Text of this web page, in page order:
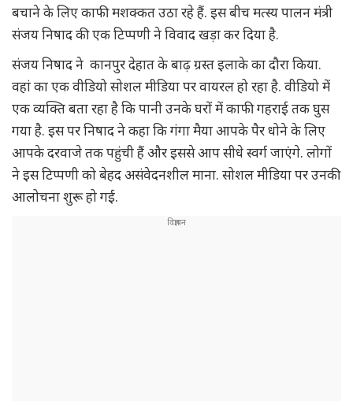
बचाने के लिए काफी मशक्कत उठा रहे हैं. इस बीच मत्स्य पालन मंत्री
संजय निषाद की एक टिप्पणी ने विवाद खड़ा कर दिया है.
संजय निषाद ने कानपुर देहात के बाढ़ ग्रस्त इलाके का दौरा किया.
वहां का एक वीडियो सोशल मीडिया पर वायरल हो रहा है. वीडियो में
एक व्यक्ति बता रहा है कि पानी उनके घरों में काफी गहराई तक घुस
गया है. इस पर निषाद ने कहा कि गंगा मैया आपके पैर धोने के लिए
आपके दरवाजे तक पहुंची हैं और इससे आप सीधे स्वर्ग जाएंगे. लोगों
ने इस टिप्पणी को बेहद असंवेदनशील माना. सोशल मीडिया पर उनकी
आलोचना शुरू हो गई.